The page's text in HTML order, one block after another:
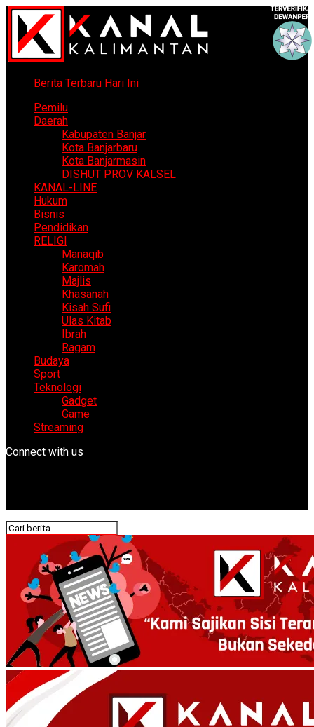
Berita Terbaru Hari Ini
Pemilu
Daerah
Kabupaten Banjar
Kota Banjarbaru
Kota Banjarmasin
DISHUT PROV KALSEL
KANAL-LINE
Hukum
Bisnis
Pendidikan
RELIGI
Manaqib
Karomah
Majlis
Khasanah
Kisah Sufi
Ulas Kitab
Ibrah
Ragam
Budaya
Sport
Teknologi
Gadget
Game
Streaming
Connect with us